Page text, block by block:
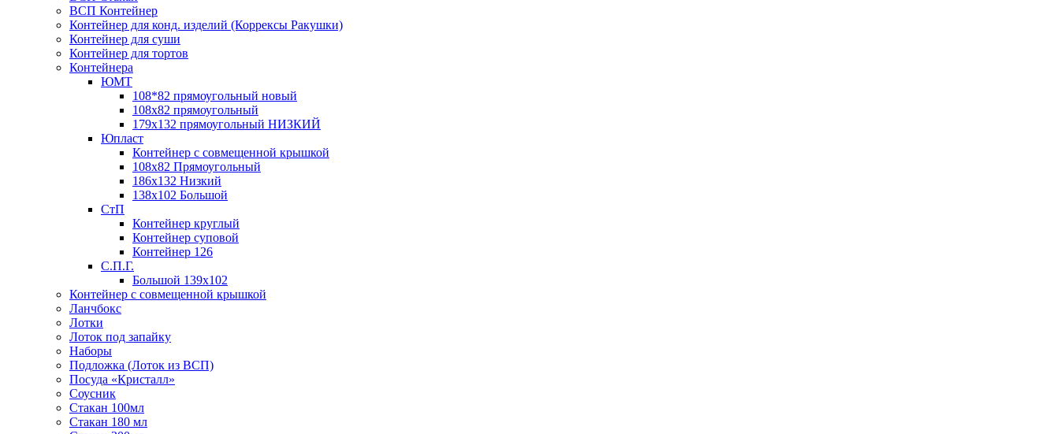
ВСП Контейнер
Контейнер для конд. изделий (Коррексы Ракушки)
Контейнер для суши
Контейнер для тортов
Контейнера
ЮМТ
108*82 прямоугольный новый
108х82 прямоугольный
179х132 прямоугольный НИЗКИЙ
Юпласт
Контейнер с совмещенной крышкой
108х82 Прямоугольный
186х132 Низкий
138х102 Большой
СтП
Контейнер круглый
Контейнер суповой
Контейнер 126
С.П.Г.
Большой 139х102
Контейнер с совмещенной крышкой
Ланчбокс
Лотки
Лоток под запайку
Наборы
Подложка (Лоток из ВСП)
Посуда «Кристалл»
Соусник
Стакан 100мл
Стакан 180 мл